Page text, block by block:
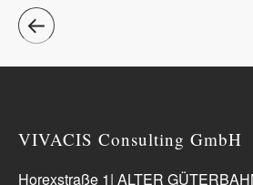
VIVACIS Consulting GmbH
Horexstraße 1| ALTER